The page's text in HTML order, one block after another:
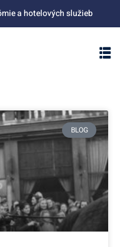
a hotelových služieb
BLOG